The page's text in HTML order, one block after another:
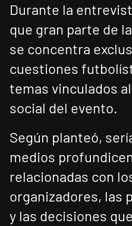
Durante la
que gran parte de
se concentra
cuestiones
temas vinculados
social del evento.
Según planteó,
medios
relacionadas con
organizadores, las
y las decisiones